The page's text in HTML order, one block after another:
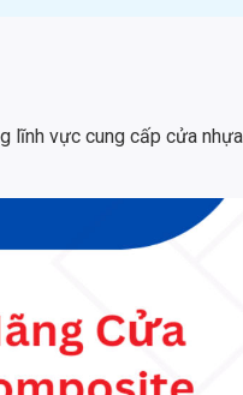
lĩnh vực cung cấp cửa nhựa